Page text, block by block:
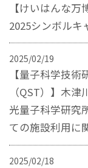
【けいはんな
2025シンボルキ
2025/02/19
【量子科学技
（QST）】木
光量子科学研究
ての施設利用に
2025/02/18